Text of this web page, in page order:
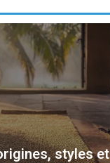
styles